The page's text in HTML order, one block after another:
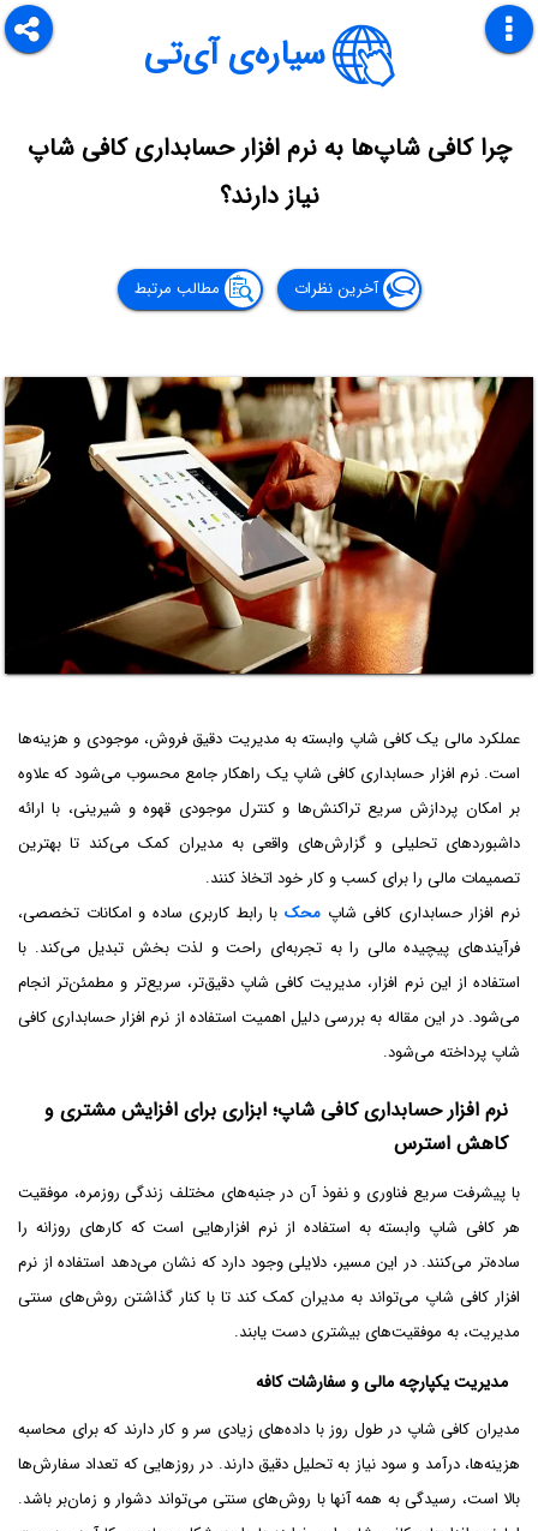
سیاره‌ی آی‌تی
چرا کافی‌ شاپ‌ها به نرم افزار حسابداری کافی شاپ
نیاز دارند؟
آخرین نظرات مطالب مرتبط
عملکرد مالی یک کافی ‌شاپ وابسته به مدیریت دقیق فروش، موجودی و هزینه‌ها
است. نرم ‌افزار حسابداری کافی‌ شاپ یک راهکار جامع محسوب می‌شود که علاوه
بر امکان پردازش سریع تراکنش‌ها و کنترل موجودی قهوه و شیرینی، با ارائه
داشبوردهای تحلیلی و گزارش‌های واقعی به مدیران کمک می‌کند تا بهترین
تصمیمات مالی را برای کسب ‌و کار خود اتخاذ کنند.
نرم افزار حسابداری کافی شاپ محکبا رابط کاربری ساده و امکانات تخصصی،
فرآیندهای پیچیده مالی را به تجربه‌ای راحت و لذت ‌بخش تبدیل می‌کند. با
استفاده از این نرم ‌افزار، مدیریت کافی ‌شاپ دقیق‌تر، سریع‌تر و مطمئن‌تر انجام
می‌شود. در این مقاله به بررسی دلیل اهمیت استفاده از نرم افزار حسابداری کافی
شاپ پرداخته ‌می‌شود.
نرم افزار حسابداری کافی شاپ؛ ابزاری برای افزایش مشتری و
کاهش استرس
با پیشرفت سریع فناوری و نفوذ آن در جنبه‌های مختلف زندگی روزمره، موفقیت
هر کافی ‌شاپ وابسته به استفاده از نرم ‌افزارهایی است که کارهای روزانه را
ساده‌تر می‌کنند. در این مسیر، دلایلی وجود دارد که نشان می‌دهد استفاده از نرم
‌افزار کافی ‌شاپ می‌تواند به مدیران کمک کند تا با کنار گذاشتن روش‌های سنتی
مدیریت، به موفقیت‌های بیشتری دست یابند.
مدیریت یکپارچه مالی و سفارشات کافه
مدیران کافی ‌شاپ در طول روز با داده‌های زیادی سر و کار دارند که برای محاسبه
هزینه‌ها، درآمد و سود نیاز به تحلیل دقیق دارند. در روزهایی که تعداد سفارش‌ها
بالا است، رسیدگی به همه آنها با روش‌های سنتی می‌تواند دشوار و زمان‌بر باشد.